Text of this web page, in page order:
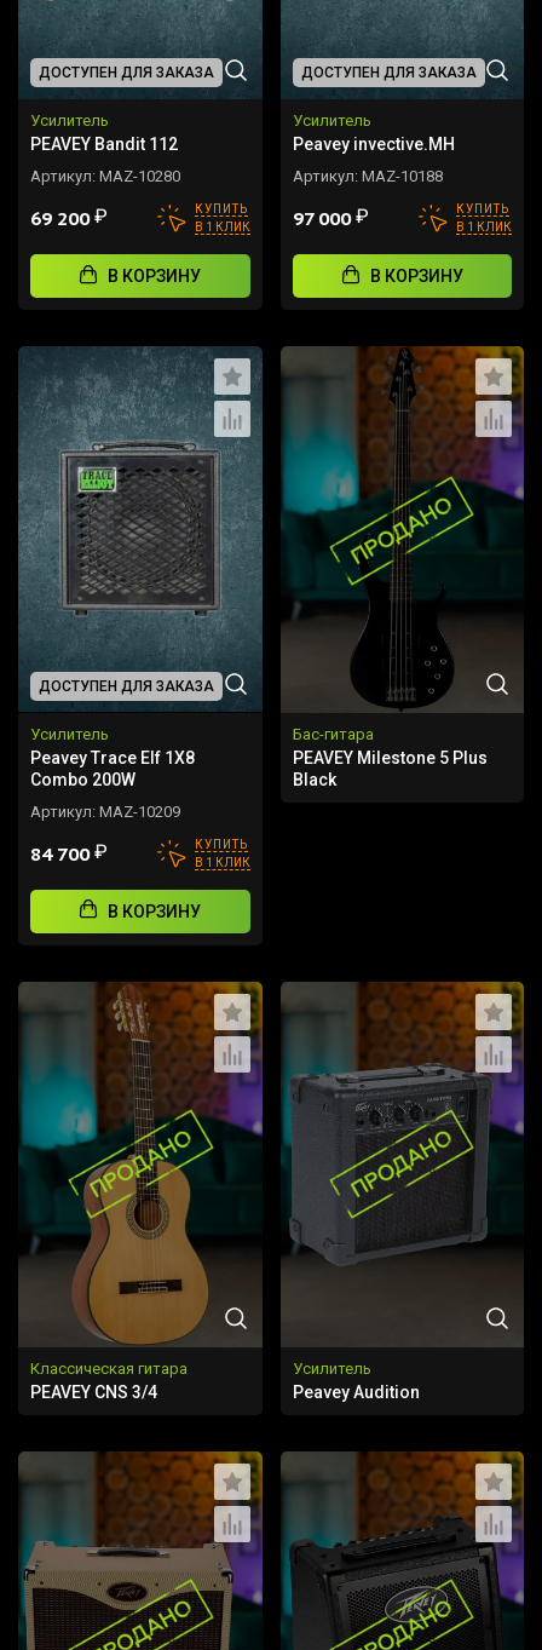
ДОСТУПЕН ДЛЯ ЗАКАЗА
Усилитель
PEAVEY Bandit 112
Артикул: MAZ-10280
69 200₽
КУПИТЬ
В 1 КЛИК
В КОРЗИНУ
ДОСТУПЕН ДЛЯ ЗАКАЗА
Усилитель
Peavey invective.MH
Артикул: MAZ-10188
97 000₽
КУПИТЬ
В 1 КЛИК
В КОРЗИНУ
ДОСТУПЕН ДЛЯ ЗАКАЗА
Усилитель
Peavey Trace Elf 1X8
Combo 200W
Артикул: MAZ-10209
84 700₽
КУПИТЬ
В 1 КЛИК
В КОРЗИНУ
Бас-гитара
PEAVEY Milestone 5 Plus
Black
Классическая гитара
PEAVEY CNS 3/4
Усилитель
Peavey Audition